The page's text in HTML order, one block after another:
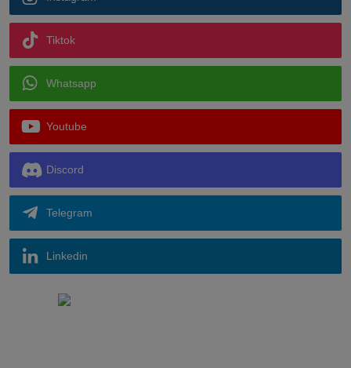
Tiktok
Whatsapp
Youtube
Discord
Telegram
Linkedin